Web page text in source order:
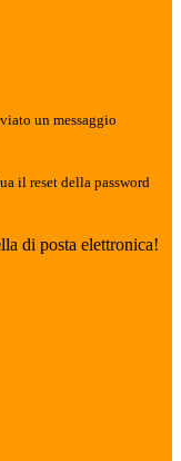
un messaggio
il reset della password
di posta elettronica!